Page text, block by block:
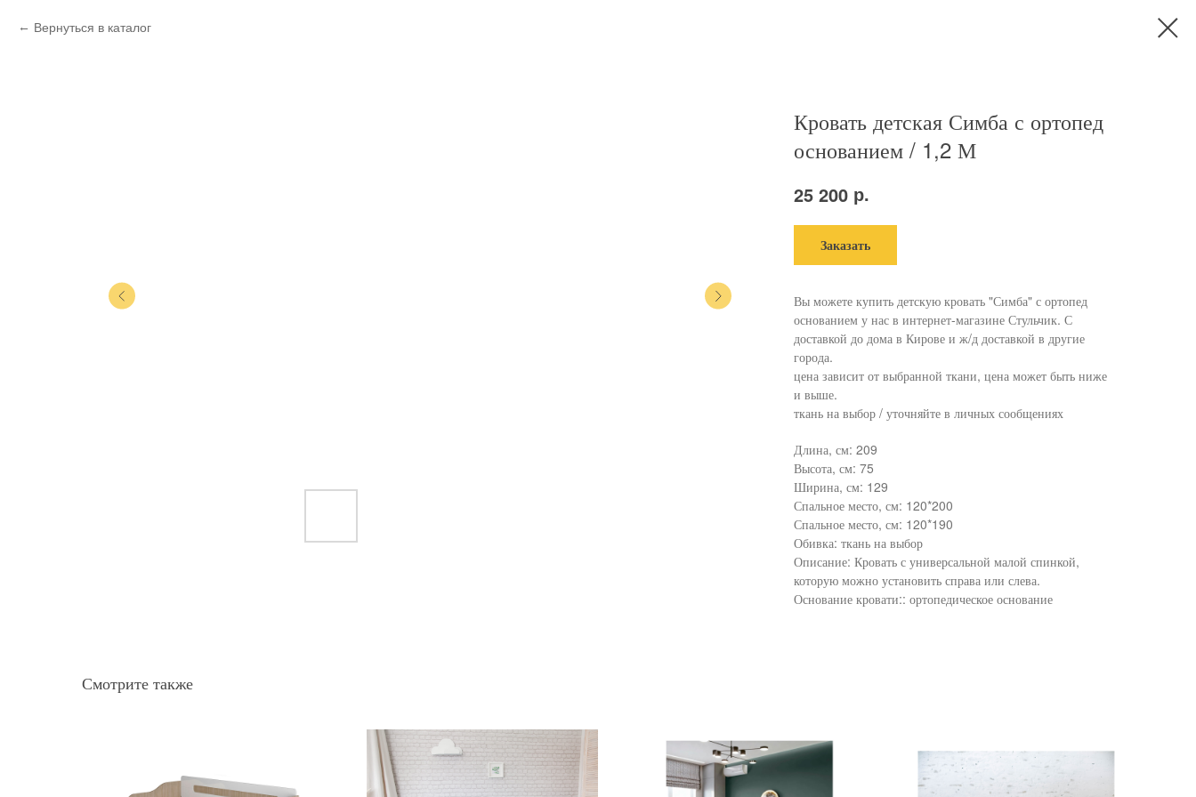
Вернуться в каталог
Кровать детская Симба с ортопед
основанием / 1,2 М
25 200 р.
Заказать
Вы можете купить детскую кровать "Симба" с ортопед
основанием у нас в интернет-магазине Стульчик. С
доставкой до дома в Кирове и ж/д доставкой в другие
города.
цена зависит от выбранной ткани, цена может быть ниже
и выше.
ткань на выбор / уточняйте в личных сообщениях
Длина, см: 209
Высота, см: 75
Ширина, см: 129
Спальное место, см: 120*200
Спальное место, см: 120*190
Обивка: ткань на выбор
Описание: Кровать с универсальной малой спинкой,
которую можно установить справа или слева.
Основание кровати:: ортопедическое основание
Смотрите также